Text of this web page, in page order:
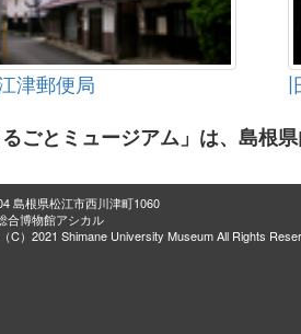
津郵便局
るごとミュージアム」は、島根
島根県松江市西川津町1060
合博物館アシカル
C）2021 Shimane University Museum All Rights